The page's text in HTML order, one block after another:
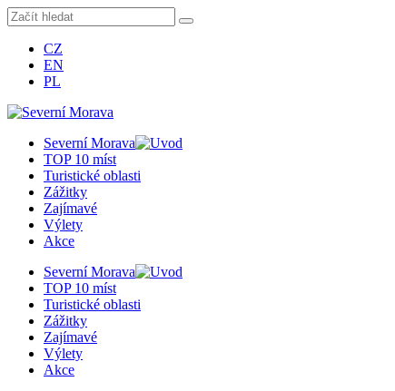
CZ
EN
PL
Severní Morava
TOP 10 míst
Turistické oblasti
Zážitky
Zajímavé
Výlety
Akce
Severní Morava
TOP 10 míst
Turistické oblasti
Zážitky
Zajímavé
Výlety
Akce